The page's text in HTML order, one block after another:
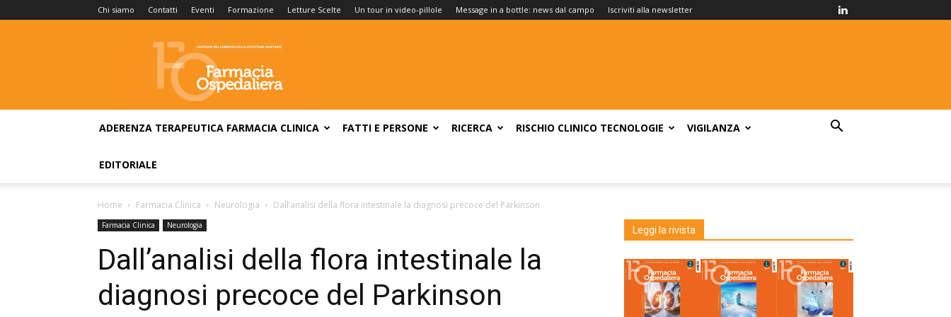
Chi siamo Contatti Eventi Formazione Letture Scelte Un tour in video-pillole Message in a bottle: news dal campo Iscriviti alla newsletter
Farmacia
Ospedaliera
ADERENZA TERAPEUTICA FARMACIA CLINICA FATTI E PERSONE RICERCA RISCHIO CLINICO TECNOLOGIE VIGILANZA
EDITORIALE
Home Farmacia Clinica Neurologia Dall’analisi della flora intestinale la diagnosi precoce del Parkinson
Farmacia Clinica Neurologia
Dall’analisi della flora intestinale la
diagnosi precoce del Parkinson
Leggi la rivista